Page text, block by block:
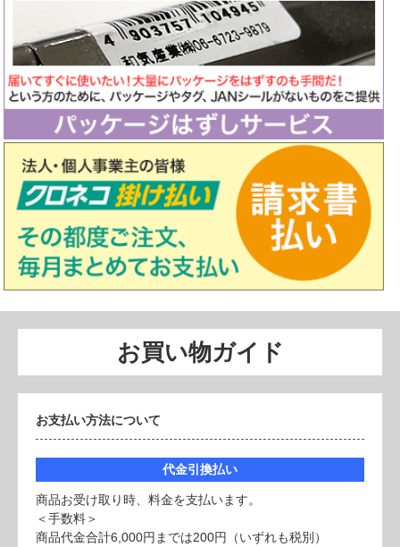
お買い物ガイド
お支払い方法について
代金引換払い
商品お受け取り時、料金を支払います。
＜手数料＞
商品代金合計6,000円までは200円（いずれも税別）